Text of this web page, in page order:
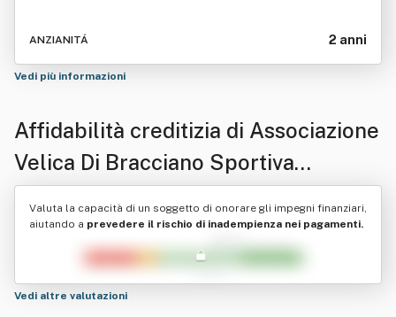
ANZIANITÁ 2 anni
Vedi più informazioni
Affidabilità creditizia di Associazione
Velica Di Bracciano Sportiva
Dilettantistica
Valuta la capacità di un soggetto di onorare gli impegni finanziari,
aiutando a prevedere il rischio di inadempienza nei pagamenti.
Vedi altre valutazioni